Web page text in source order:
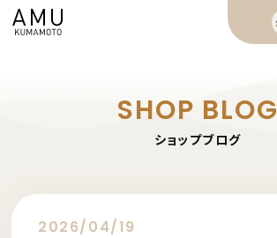
SHOP BLOG
ショップブログ
2026/04/19